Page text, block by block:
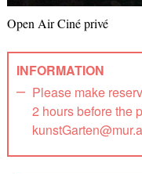
Open Air Ciné privé
INFORMATION
Please make
2 hours before the